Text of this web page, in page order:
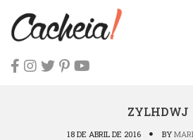
ZYLHDWJ
18 DE ABRIL DE 2016 BY